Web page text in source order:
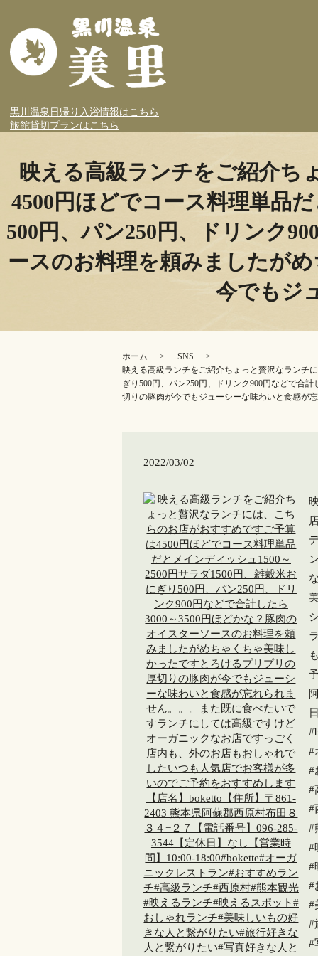
黒川温泉日帰り入浴情報はこちら
旅館貸切プランはこちら
映える高級ランチをご紹介ち
4500円ほどでコース料理単品
500円、パン250円、ドリンク
ースのお料理を頼みましたが
今でもジ
ホーム
SNS
映える高級ランチをご紹介ちょっと贅沢なランチ
ぎり500円、パン250円、ドリンク900円などで合
切りの豚肉が今でもジューシーな味わいと食感が
2022/03/02
#
#
#
#
#
#
#
#
#
#
#